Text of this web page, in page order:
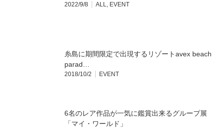
2022/9/8 ALL EVENT
糸島に期間限定で出現するリゾートavex beach
parad…
2018/10/2 EVENT
6名のレア作品が一気に鑑賞出来るグループ展
「マイ・ワールド」